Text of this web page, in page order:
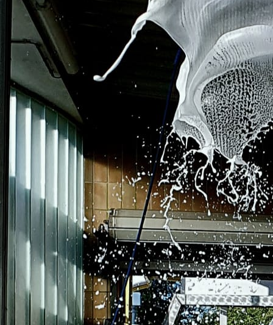
20200606_182930-j5n14-noxl9p